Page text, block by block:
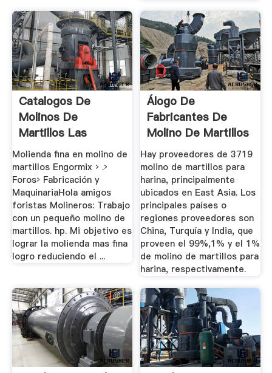
Catalogos De
Molinos De
Martillos Las
Ventas De ...
Molienda fina en molino de
martillos Engormix › .›
Foros› Fabricación y
MaquinariaHola amigos
foristas Molineros: Trabajo
con un pequeño molino de
martillos. hp. Mi objetivo es
lograr la molienda mas fina
logro reduciendo el ...
Álogo De
Fabricantes De
Molino De Martillos
Para Harina ...
Hay proveedores de 3719
molino de martillos para
harina, principalmente
ubicados en East Asia. Los
principales países o
regiones proveedores son
China, Turquía y India, que
proveen el 99%,1% y el 1%
de molino de martillos para
harina, respectivamente.